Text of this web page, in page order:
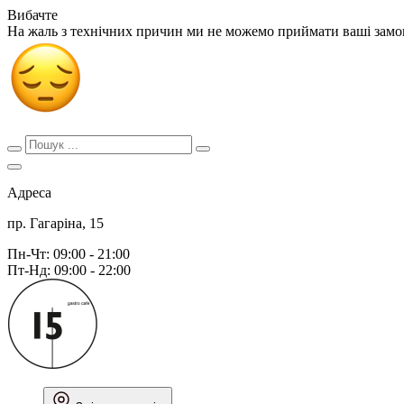
Вибачте
На жаль з технічних причин ми не можемо приймати ваші
Адреса
пр. Гагаріна, 15
Пн-Чт: 09:00 - 21:00
Пт-Нд: 09:00 - 22:00